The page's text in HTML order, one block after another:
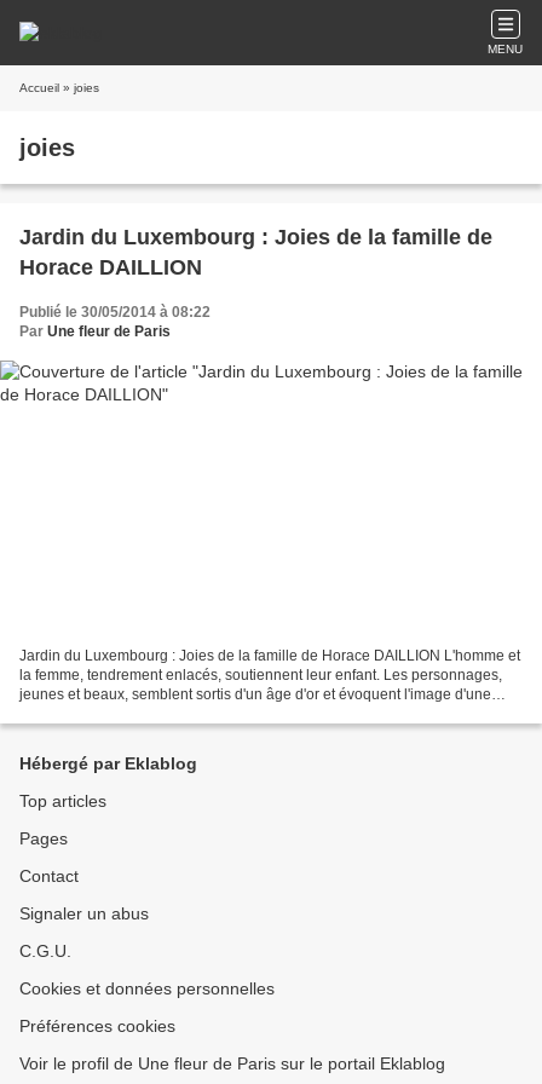
MENU
Accueil » joies
joies
Jardin du Luxembourg : Joies de la famille de
Horace DAILLION
Publié le 30/05/2014 à 08:22
Par Une fleur de Paris
Jardin du Luxembourg : Joies de la famille de Horace DAILLION L'homme et
la femme, tendrement enlacés, soutiennent leur enfant. Les personnages,
jeunes et beaux, semblent sortis d'un âge d'or et évoquent l'image d'une
Hébergé par Eklablog
Top articles
Pages
Contact
Signaler un abus
C.G.U.
Cookies et données personnelles
Préférences cookies
Voir le profil de Une fleur de Paris sur le portail Eklablog